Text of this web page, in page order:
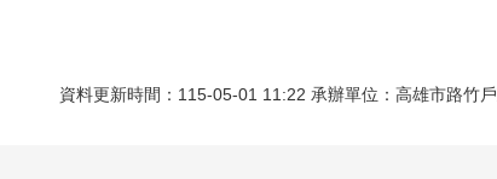
資料更新時間：115-05-01 11:22 承辦單位：高雄市路竹